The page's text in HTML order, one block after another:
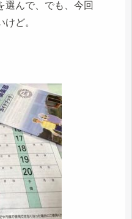
選んで、でも、今回
ど。